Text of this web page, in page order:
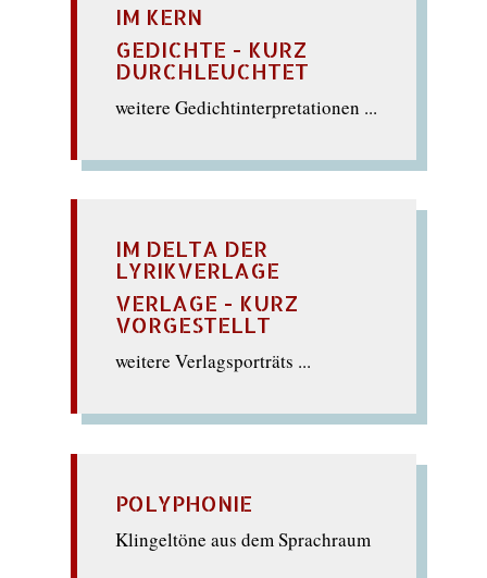
IM KERN
GEDICHTE - KURZ
DURCHLEUCHTET
weitere Gedichtinterpretationen ...
IM DELTA DER
LYRIKVERLAGE
VERLAGE - KURZ
VORGESTELLT
weitere Verlagsporträts ...
POLYPHONIE
Klingeltöne aus dem Sprachraum